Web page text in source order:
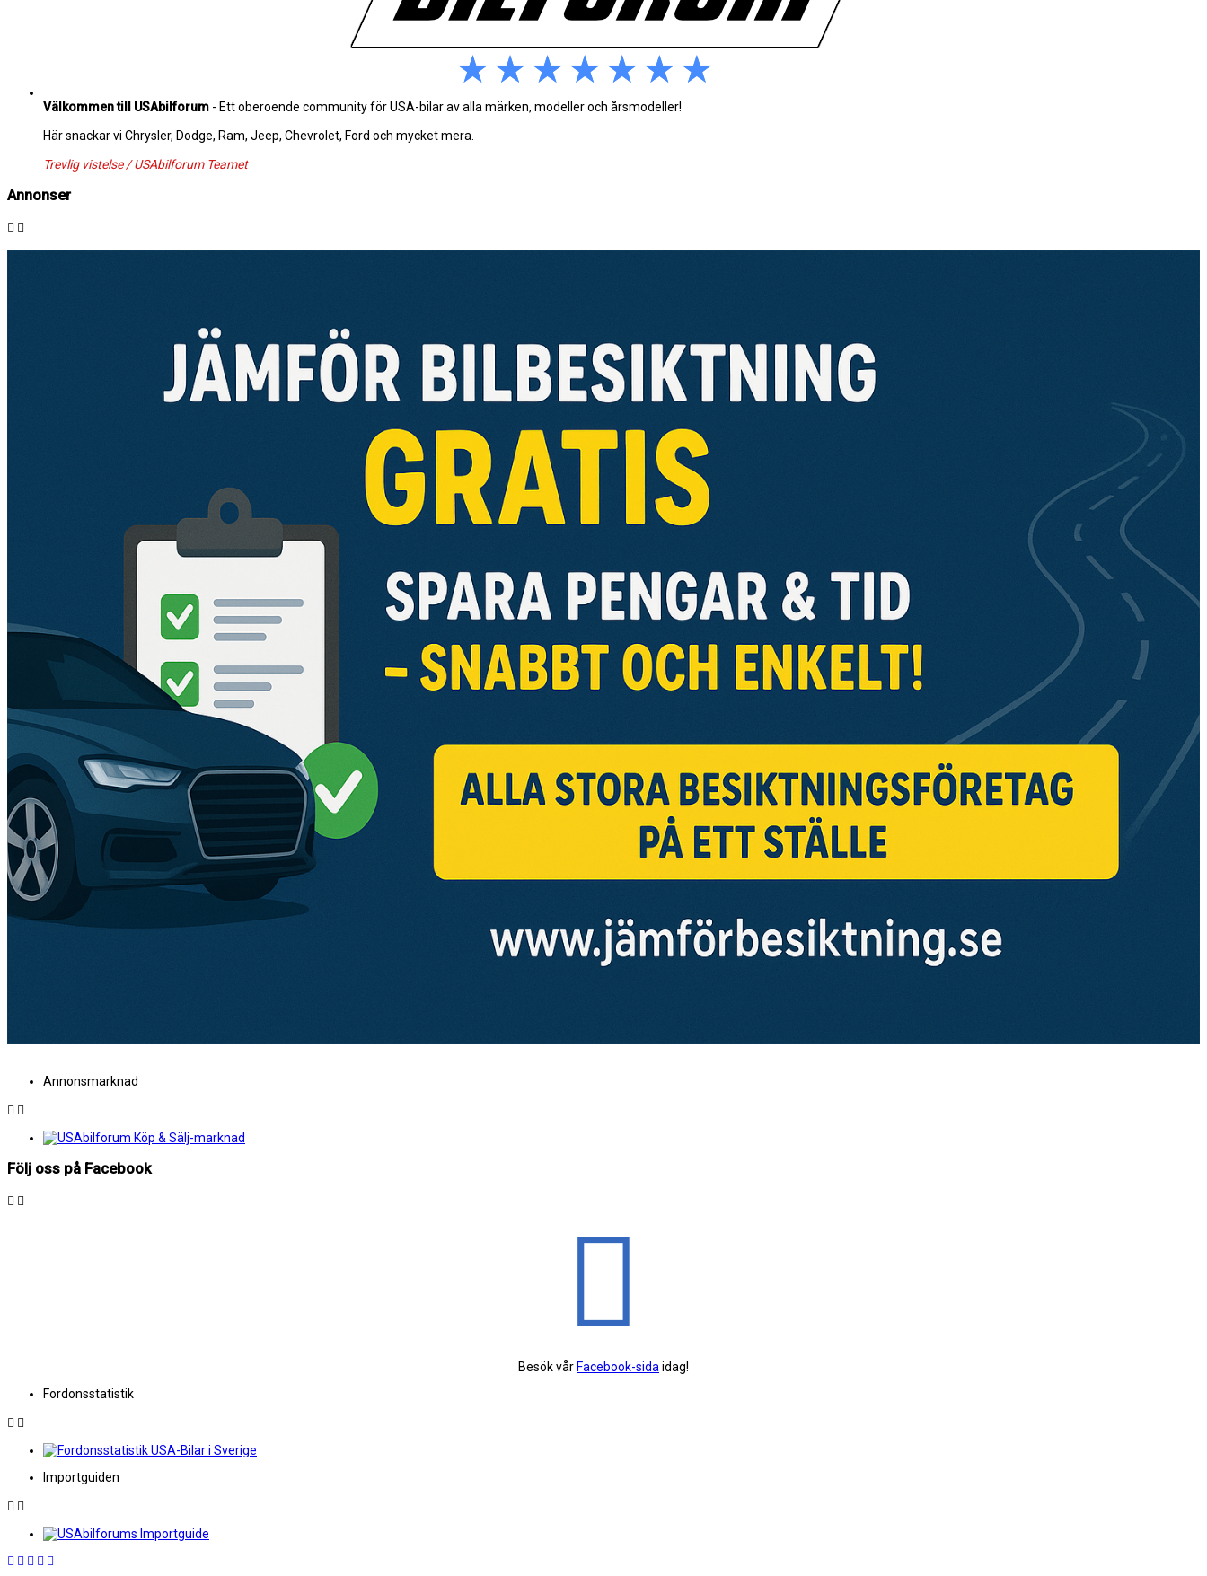
Välkommen till USAbilforum - Ett oberoende community för USA-bilar av alla märken, modeller och årsmodeller!
Här snackar vi Chrysler, Dodge, Ram, Jeep, Chevrolet, Ford och mycket mera.
Trevlig vistelse / USAbilforum Teamet
Annonser
Annonsmarknad
Följ oss på Facebook
Besök vår Facebook-sidaidag!
Fordonsstatistik
Importguiden